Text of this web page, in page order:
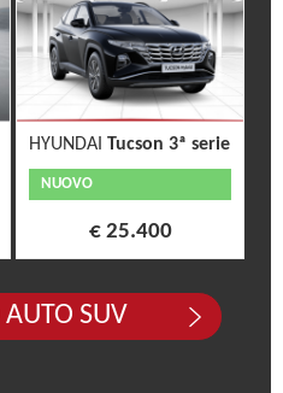
HYUNDAI Tucson 3ª serie
NUOVO
€ 25.400
AUTO SUV